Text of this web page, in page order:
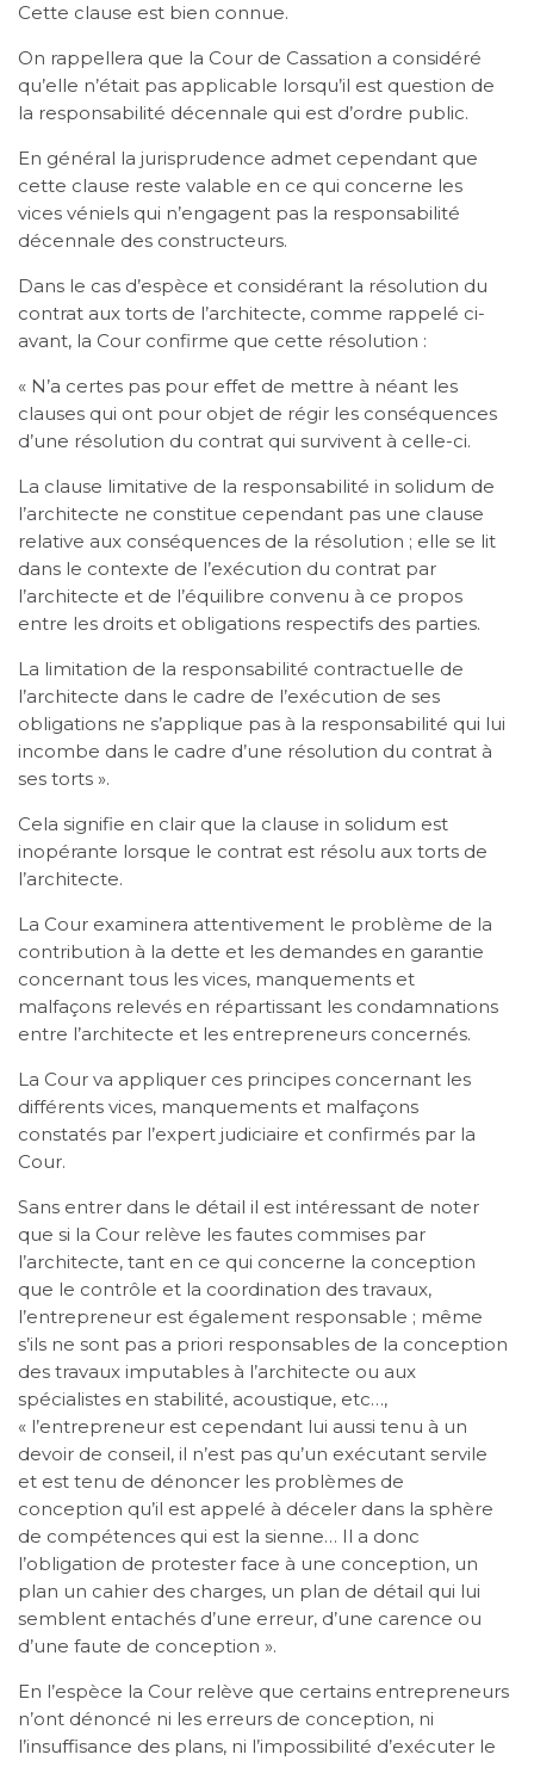
Cette clause est bien connue.
On rappellera que la Cour de Cassation a considéré
qu’elle n’était pas applicable lorsqu’il est question de
la responsabilité décennale qui est d’ordre public.
En général la jurisprudence admet cependant que
cette clause reste valable en ce qui concerne les
vices véniels qui n’engagent pas la responsabilité
décennale des constructeurs.
Dans le cas d’espèce et considérant la résolution du
contrat aux torts de l’architecte, comme rappelé ci-
avant, la Cour confirme que cette résolution :
« N’a certes pas pour effet de mettre à néant les
clauses qui ont pour objet de régir les conséquences
d’une résolution du contrat qui survivent à celle-ci.
La clause limitative de la responsabilité in solidum de
l’architecte ne constitue cependant pas une clause
relative aux conséquences de la résolution ; elle se lit
dans le contexte de l’exécution du contrat par
l’architecte et de l’équilibre convenu à ce propos
entre les droits et obligations respectifs des parties.
La limitation de la responsabilité contractuelle de
l’architecte dans le cadre de l’exécution de ses
obligations ne s’applique pas à la responsabilité qui lui
incombe dans le cadre d’une résolution du contrat à
ses torts ».
Cela signifie en clair que la clause in solidum est
inopérante lorsque le contrat est résolu aux torts de
l’architecte.
La Cour examinera attentivement le problème de la
contribution à la dette et les demandes en garantie
concernant tous les vices, manquements et
malfaçons relevés en répartissant les condamnations
entre l’architecte et les entrepreneurs concernés.
La Cour va appliquer ces principes concernant les
différents vices, manquements et malfaçons
constatés par l’expert judiciaire et confirmés par la
Cour.
Sans entrer dans le détail il est intéressant de noter
que si la Cour relève les fautes commises par
l’architecte, tant en ce qui concerne la conception
que le contrôle et la coordination des travaux,
l’entrepreneur est également responsable ; même
s’ils ne sont pas a priori responsables de la conception
des travaux imputables à l’architecte ou aux
spécialistes en stabilité, acoustique, etc…,
« l’entrepreneur est cependant lui aussi tenu à un
devoir de conseil, il n’est pas qu’un exécutant servile
et est tenu de dénoncer les problèmes de
conception qu’il est appelé à déceler dans la sphère
de compétences qui est la sienne… Il a donc
l’obligation de protester face à une conception, un
plan un cahier des charges, un plan de détail qui lui
semblent entachés d’une erreur, d’une carence ou
d’une faute de conception ».
En l’espèce la Cour relève que certains entrepreneurs
n’ont dénoncé ni les erreurs de conception, ni
l’insuffisance des plans, ni l’impossibilité d’exécuter le